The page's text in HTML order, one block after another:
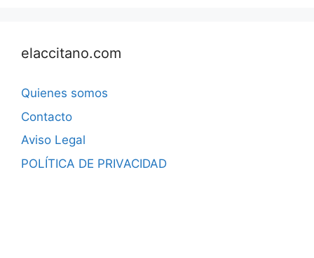
elaccitano.com
Quienes somos
Contacto
Aviso Legal
POLÍTICA DE PRIVACIDAD